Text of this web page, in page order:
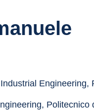
Engineering,
Politecnico